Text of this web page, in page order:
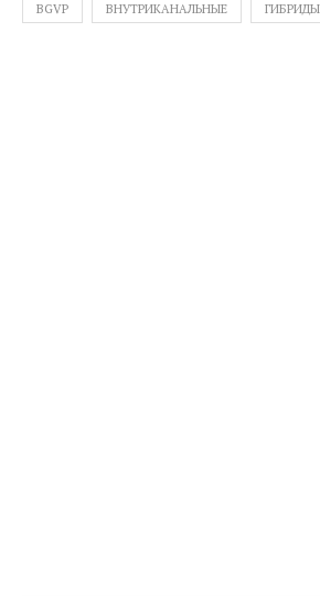
BGVP ВНУТРИКАНАЛЬНЫЕ ГИБРИДЫ